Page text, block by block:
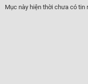
Mục này hiện thời chưa có tin